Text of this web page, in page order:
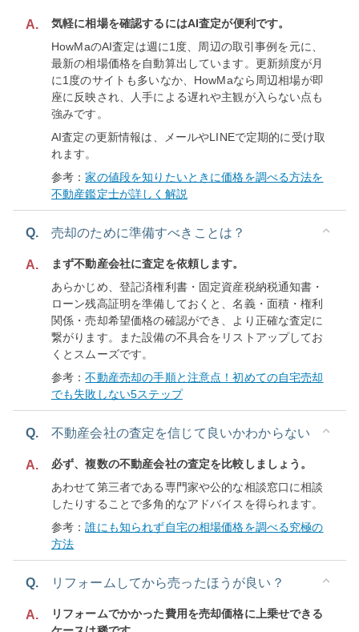
A.
気軽に相場を確認するにはAI査定が便利です。
HowMaのAI査定は週に1度、周辺の取引事例を元に、
最新の相場価格を自動算出しています。更新頻度が月
に1度のサイトも多いなか、HowMaなら周辺相場が即
座に反映され、人手による遅れや主観が入らない点も
強みです。
AI査定の更新情報は、メールやLINEで定期的に受け取
れます。
参考：家の値段を知りたいときに価格を調べる方法を
不動産鑑定士が詳しく解説
Q. 売却のために準備すべきことは？
A.
まず不動産会社に査定を依頼します。
あらかじめ、登記済権利書・固定資産税納税通知書・
ローン残高証明を準備しておくと、名義・面積・権利
関係・売却希望価格の確認ができ、より正確な査定に
繋がります。また設備の不具合をリストアップしてお
くとスムーズです。
参考：不動産売却の手順と注意点！初めての自宅売却
でも失敗しない5ステップ
Q. 不動産会社の査定を信じて良いかわからない
A.
必ず、複数の不動産会社の査定を比較しましょう。
あわせて第三者である専門家や公的な相談窓口に相談
したりすることで多角的なアドバイスを得られます。
参考：誰にも知られず自宅の相場価格を調べる究極の
方法
Q. リフォームしてから売ったほうが良い？
A.
リフォームでかかった費用を売却価格に上乗せできる